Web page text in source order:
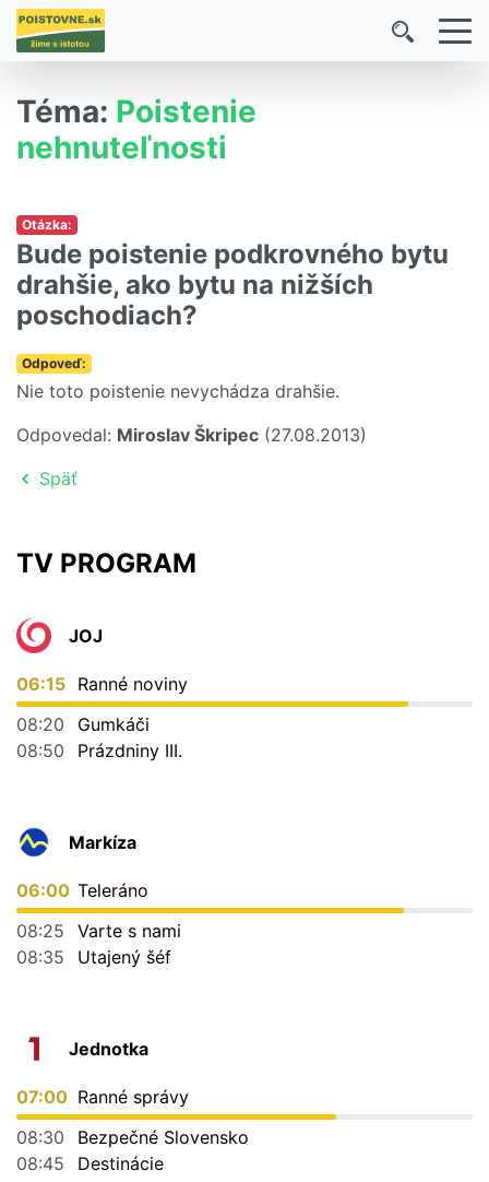
Téma: Poistenie
nehnuteľnosti
Otázka:
Bude poistenie podkrovného bytu
drahšie, ako bytu na nižších
poschodiach?
Odpoveď:
Nie toto poistenie nevychádza drahšie.
Odpovedal: Miroslav Škripec (27.08.2013)
Späť
TV PROGRAM
JOJ
06:15 Ranné noviny
08:20
Gumkáči
08:50
Prázdniny III.
Markíza
06:00 Teleráno
08:25
Varte s nami
08:35
Utajený šéf
Jednotka
07:00 Ranné správy
08:30
Bezpečné Slovensko
08:45
Destinácie